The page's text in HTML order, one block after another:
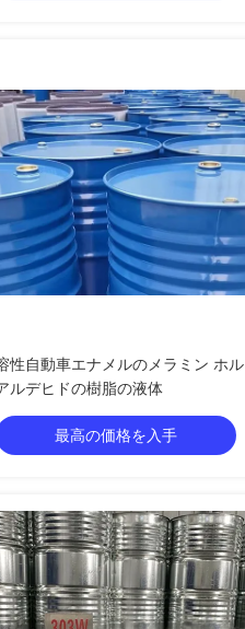
性自動車エナメルのメラミン ホル
ルデヒドの樹脂の液体
最高の価格を入手